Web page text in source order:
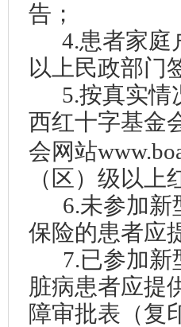
告；
4.患者家庭
以上民政部门
5.按真实情
西红十字基金
会网站ww
（区）级以上
6.未参加
保险的患者应
7.已参加
脏病患者应提
障审批表 （复